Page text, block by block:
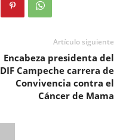
Artículo siguiente
Encabeza presidenta del
DIF Campeche carrera de
Convivencia contra el
Cáncer de Mama